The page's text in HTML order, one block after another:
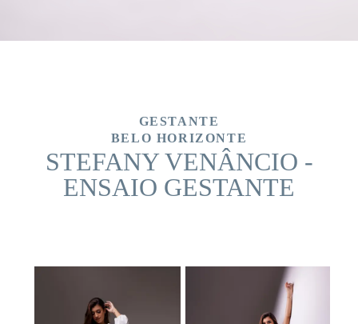
GESTANTE
BELO HORIZONTE
STEFANY VENÂNCIO -
ENSAIO GESTANTE